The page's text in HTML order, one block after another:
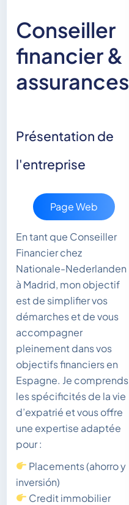
Conseiller
financier &
assurances
Présentation de
l'entreprise
Page Web
En tant que Conseiller
Financier chez
Nationale-Nederlanden
à Madrid, mon objectif
est de simplifier vos
démarches et de vous
accompagner
pleinement dans vos
objectifs financiers en
Espagne. Je comprends
les spécificités de la vie
d’expatrié et vous offre
une expertise adaptée
pour :
Placements (ahorro y
inversión)
Credit immobilier